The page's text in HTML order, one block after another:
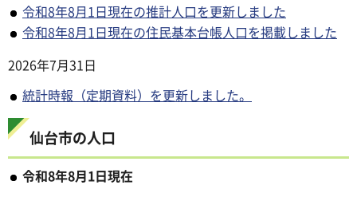
令和8年8月1日現在の推計人口を更新しました
令和8年8月1日現在の住民基本台帳人口を掲載しました
2026年7月31日
統計時報（定期資料）を更新しました。
仙台市の人口
令和8年8月1日現在